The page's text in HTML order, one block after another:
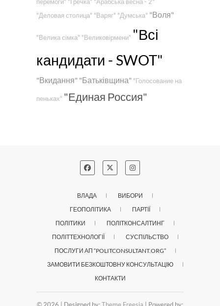
перемоги" "Гречка" "Арабська весна - 2"
"Деловая столица" "Варяг" "Думська" "Воля"
"Велика сімка" "Великовірмени" "Всі
кандидати - SWOT"
"Вкидання" "Батьківщина" "Голосование на
пеньках" "Единая Россия"
ВЛАДА
ВИБОРИ
ГЕОПОЛІТИКА
ПАРТІЇ
ПОЛІТИКИ
ПОЛІТКОНСАЛТИНГ
ПОЛІТТЕХНОЛОГІЇ
СУСПІЛЬСТВО
ПОСЛУГИ АП “POLITCONSULTANT.ORG”
ЗАМОВИТИ БЕЗКОШТОВНУ КОНСУЛЬТАЦІЮ
КОНТАКТИ